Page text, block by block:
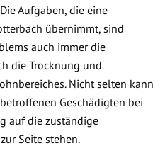
Aufgaben, die eine
übernimmt, sind
auch immer die
die Trocknung und
Nicht selten kann
Geschädigten bei
auf die zuständige
Seite stehen.